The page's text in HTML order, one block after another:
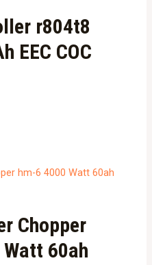
r804t8
EEC COC
Chopper
60ah